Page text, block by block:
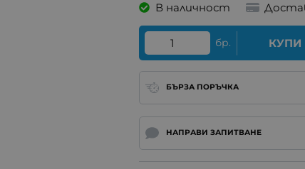
В наличност
бр. КУПИ
БЪРЗА ПОРЪЧКА
НАПРАВИ ЗАПИТВАНЕ